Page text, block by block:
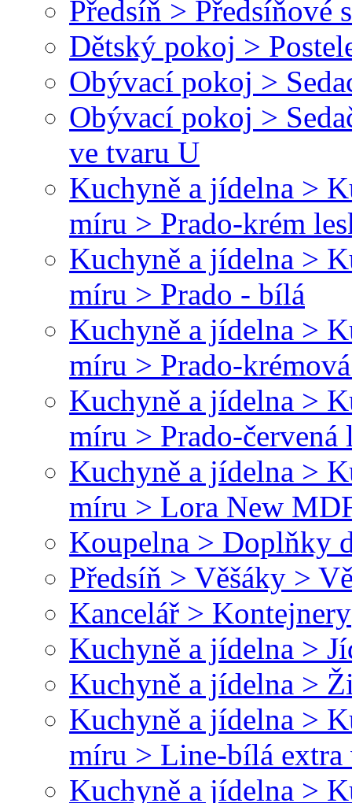
Předsíň > Předsíňové
Dětský pokoj >
Obývací pokoj >
Obývací pokoj >
ve tvaru U
Kuchyně a jídelna >
míru > Prado-krém
Kuchyně a jídelna >
míru > Prado - bílá
Kuchyně a jídelna >
míru > Prado-
Kuchyně a jídelna >
míru > Prado-červená
Kuchyně a jídelna >
míru > Lora New
Koupelna > Doplňky
Předsíň > Věšáky >
Kancelář > Kontejnery
Kuchyně a jídelna >
Kuchyně a jídelna >
Kuchyně a jídelna >
míru > Line-bílá extra
Kuchyně a jídelna >